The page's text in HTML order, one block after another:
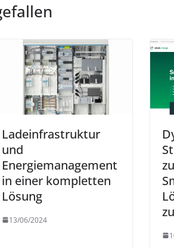
Ladeinfrastruktur
und
Energiemanagement
in einer kompletten
Lösung
13/06/2024